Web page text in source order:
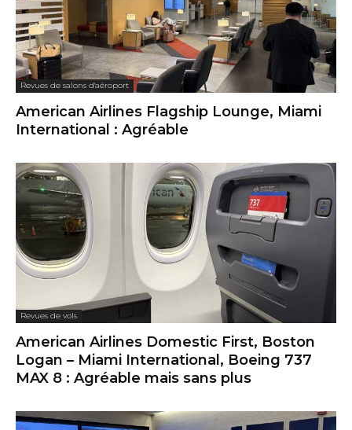
Revues de salons d'aéroport
American Airlines Flagship Lounge, Miami
International : Agréable
Revues de vols
American Airlines Domestic First, Boston
Logan – Miami International, Boeing 737
MAX 8 : Agréable mais sans plus